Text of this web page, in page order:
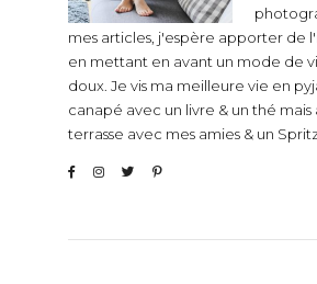
mes articles, j'espère apporter de
en mettant en avant un mode de
doux. Je vis ma meilleure vie en
canapé avec un livre & un thé mais
terrasse avec mes amies & un